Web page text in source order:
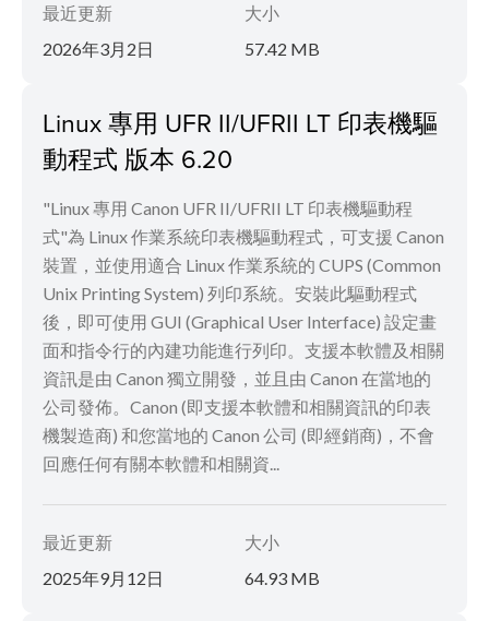
最近更新
2026年3月2日
大小
57.42 MB
Linux 專用 UFR II/UFRII LT 印表機驅
動程式 版本 6.20
"Linux 專用 Canon UFR II/UFRII LT 印表機驅動程
式"為 Linux 作業系統印表機驅動程式，可支援 Canon
裝置，並使用適合 Linux 作業系統的 CUPS (Common
Unix Printing System) 列印系統。安裝此驅動程式
後，即可使用 GUI (Graphical User Interface) 設定畫
面和指令行的內建功能進行列印。支援本軟體及相關
資訊是由 Canon 獨立開發，並且由 Canon 在當地的
公司發佈。Canon (即支援本軟體和相關資訊的印表
機製造商) 和您當地的 Canon 公司 (即經銷商)，不會
回應任何有關本軟體和相關資...
最近更新
2025年9月12日
大小
64.93 MB